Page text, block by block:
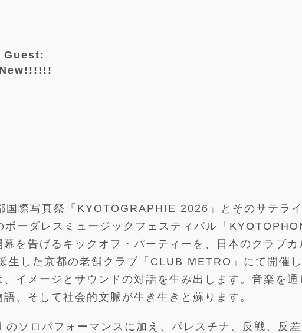
国際写真祭「KYOTOGRAPHIE 2026」とそのサテラ
ボーダレスミュージックフェスティバル「
を告げるキックオフ・パーティーを、日本のクラブカ
生した京都の老舗クラブ「CLUB METRO」にて開催
、イメージとサウンドの対話を生み出します。音楽を通
、そして社会的文脈が生き生きと蘇ります。
ソロパフォーマンスに加え、パレスチナ、反戦、反